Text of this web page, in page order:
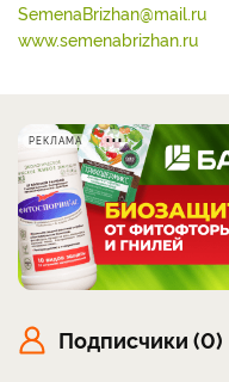
SemenaBrizhan@mail.ru
www.semenabrizhan.ru
РЕКЛАМА
Подписчики (0)